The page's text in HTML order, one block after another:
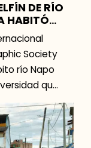
DE RÍO
HABITÓ
16
Society
río Napo
que